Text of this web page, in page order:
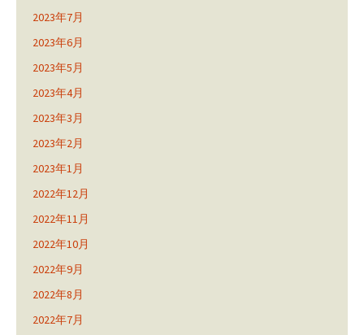
2023年7月
2023年6月
2023年5月
2023年4月
2023年3月
2023年2月
2023年1月
2022年12月
2022年11月
2022年10月
2022年9月
2022年8月
2022年7月